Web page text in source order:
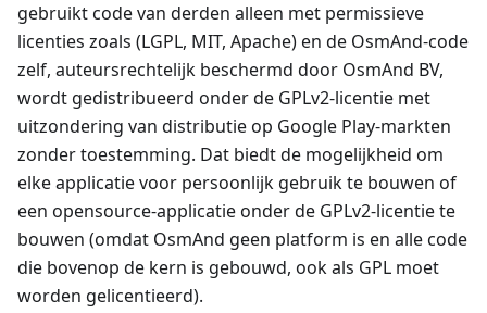
gebruikt code van derden alleen met permissieve
licenties zoals (LGPL, MIT, Apache) en de OsmAnd-code
zelf, auteursrechtelijk beschermd door OsmAnd BV,
wordt gedistribueerd onder de GPLv2-licentie met
uitzondering van distributie op Google Play-markten
zonder toestemming. Dat biedt de mogelijkheid om
elke applicatie voor persoonlijk gebruik te bouwen of
een opensource-applicatie onder de GPLv2-licentie te
bouwen (omdat OsmAnd geen platform is en alle code
die bovenop de kern is gebouwd, ook als GPL moet
worden gelicentieerd).